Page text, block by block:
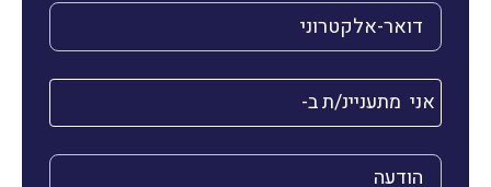
הדואר האלקטרוני שלך (חובה)
אני מתעניינ/ת ב-
הודעה